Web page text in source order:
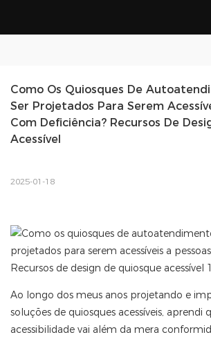
Como Os Quiosques De
Ser Projetados Para Serem
Com Deficiência? Recursos De
Acessível
2025-01-18
Ao longo dos meus anos projetando e
soluções de quiosques acessíveis, aprendi
acessibilidade vai além da mera